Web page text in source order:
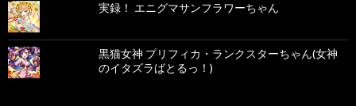
実録！ エニグマサンフラワーちゃん
黒猫女神 プリフィカ・ランクスターちゃん(女神
のイタズラばとるっ！)